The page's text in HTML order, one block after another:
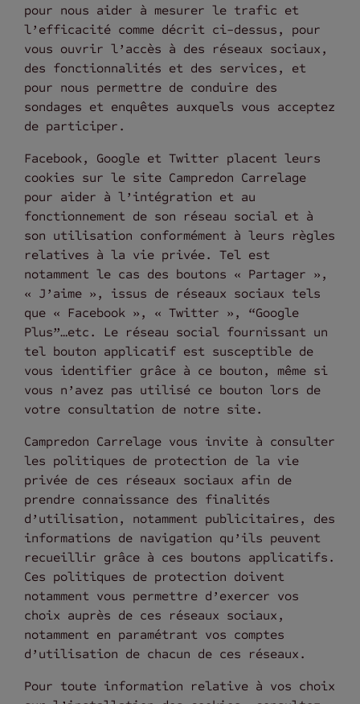
pour nous aider à mesurer le trafic et
l’efficacité comme décrit ci-dessus, pour
vous ouvrir l’accès à des réseaux sociaux,
des fonctionnalités et des services, et
pour nous permettre de conduire des
sondages et enquêtes auxquels vous acceptez
de participer.
Facebook, Google et Twitter placent leurs
cookies sur le site Campredon Carrelage
pour aider à l’intégration et au
fonctionnement de son réseau social et à
son utilisation conformément à leurs règles
relatives à la vie privée. Tel est
notamment le cas des boutons « Partager »,
« J’aime », issus de réseaux sociaux tels
que « Facebook », « Twitter », “Google
Plus”…etc. Le réseau social fournissant un
tel bouton applicatif est susceptible de
vous identifier grâce à ce bouton, même si
vous n’avez pas utilisé ce bouton lors de
votre consultation de notre site.
Campredon Carrelage vous invite à consulter
les politiques de protection de la vie
privée de ces réseaux sociaux afin de
prendre connaissance des finalités
d’utilisation, notamment publicitaires, des
informations de navigation qu’ils peuvent
recueillir grâce à ces boutons applicatifs.
Ces politiques de protection doivent
notamment vous permettre d’exercer vos
choix auprès de ces réseaux sociaux,
notamment en paramétrant vos comptes
d’utilisation de chacun de ces réseaux.
Pour toute information relative à vos choix